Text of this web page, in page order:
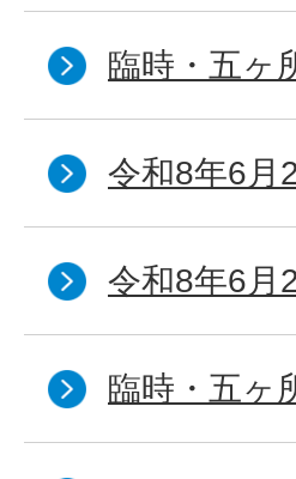
臨時・五ヶ
令和8年6月
令和8年6月
臨時・五ヶ